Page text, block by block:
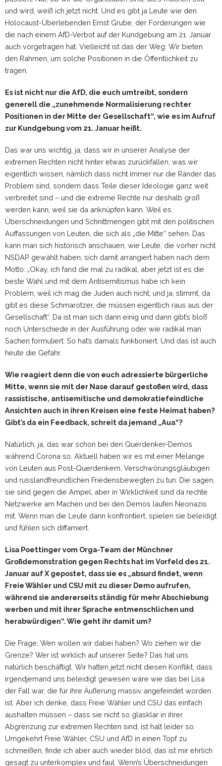
und wird, weiß ich jetzt nicht. Und es gibt ja Leute wie den
Holocaust-Überlebenden Ernst Grube, der Forderungen wie
die nach einem AfD-Verbot auf der Kundgebung am 21. Januar
auch vorgetragen hat. Vielleicht ist das der Weg: Wir bieten
den Rahmen, um solche Positionen in die Öffentlichkeit zu
tragen.
Es ist nicht nur die AfD, die euch umtreibt, sondern
generell die „zunehmende Normalisierung rechter
Positionen in der Mitte der Gesellschaft“, wie es im Aufruf
zur Kundgebung vom 21. Januar heißt.
Das war uns wichtig, ja, dass wir in unserer Analyse der
extremen Rechten nicht hinter etwas zurückfallen, was wir
eigentlich wissen, nämlich dass nicht immer nur die Ränder das
Problem sind, sondern dass Teile dieser Ideologie ganz weit
verbreitet sind – und die extreme Rechte nur deshalb groß
werden kann, weil sie da anknüpfen kann. Weil es
Überschneidungen und Schnittmengen gibt mit den politischen
Auffassungen von Leuten, die sich als „die Mitte“ sehen. Das
kann man sich historisch anschauen, wie Leute, die vorher nicht
NSDAP gewählt haben, sich damit arrangiert haben nach dem
Motto: „Okay, ich fand die mal zu radikal, aber jetzt ist es die
beste Wahl und mit dem Antisemitismus habe ich kein
Problem, weil ich mag die Juden auch nicht, und ja, stimmt, da
gibt es diese Schmarotzer, die müssen eigentlich raus aus der
Gesellschaft“. Da ist man sich dann einig und dann gibt’s bloß
noch Unterschiede in der Ausführung oder wie radikal man
Sachen formuliert. So hat’s damals funktioniert. Und das ist auch
heute die Gefahr.
Wie reagiert denn die von euch adressierte bürgerliche
Mitte, wenn sie mit der Nase darauf gestoßen wird, dass
rassistische, antisemitische und demokratiefeindliche
Ansichten auch in ihren Kreisen eine feste Heimat haben?
Gibt’s da ein Feedback, schreit da jemand „Aua“?
Natürlich, ja, das war schon bei den Querdenker-Demos
während Corona so. Aktuell haben wir es mit einer Melange
von Leuten aus Post-Querdenkern, Verschwörungsgläubigen
und russlandfreundlichen Friedensbewegten zu tun. Die sagen,
sie sind gegen die Ampel, aber in Wirklichkeit sind da rechte
Netzwerke am Machen und bei den Demos laufen Neonazis
mit. Wenn man die Leute dann konfrontiert, spielen sie beleidigt
und fühlen sich diffamiert.
Lisa Poettinger vom Orga-Team der Münchner
Großdemonstration gegen Rechts hat im Vorfeld des 21.
Januar auf X gepostet, dass sie es „absurd findet, wenn
Freie Wähler und CSU mit zu dieser Demo aufrufen,
während sie andererseits ständig für mehr Abschiebung
werben und mit ihrer Sprache entmenschlichen und
herabwürdigen“. Wie geht ihr damit um?
Die Frage: Wen wollen wir dabei haben? Wo ziehen wir die
Grenze? Wer ist wirklich auf unserer Seite? Das hat uns
natürlich beschäftigt. Wir hatten jetzt nicht diesen Konflikt, dass
irgendjemand uns beleidigt gewesen wäre wie das bei Lisa
der Fall war, die für ihre Äußerung massiv angefeindet worden
ist. Aber ich denke, dass Freie Wähler und CSU das einfach
aushalten müssen – dass sie nicht so glasklar in ihrer
Abgrenzung zur extremen Rechten sind, ist halt leider so.
Umgekehrt Freie Wähler, CSU und AfD in einen Topf zu
schmeißen, finde ich aber auch wieder blöd, das ist mir ehrlich
gesagt zu unterkomplex und faul. Wenn’s Überschneidungen